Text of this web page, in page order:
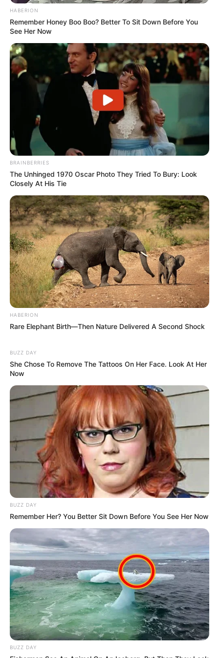
unter dem Punkt
aufgeführt. Darüber hinaus können Ausflugsziele und
Veranstaltungen auch
Deutschlandweit Veranstaltung kostenlos
eintragen:
Wäre es nicht besser, wenn sich die Präsidenten und
Generäle mit Knüppeln gegenseitig erschlagen würden,
statt mit ihren Herdenarmeen so viele andere Menschen
zu ermorden?
weitere Kalauer
Quermania folgen: Impressum & Kontakt
Smartphone Startseite
Auf einigen Seiten dieses Projektes sind Affiliate-
Angebote integriert. Wenn etwas darüber gebucht oder
gekauft wird, ist das eine Unterstützung, ohne dass sich
dadurch der Preis ändert.
HABERION
Remember Honey Boo Boo? Better To Sit Down Before You
See Her Now
BRAINBERRIES
The Unhinged 1970 Oscar Photo They Tried To Bury: Look
Closely At His Tie
HABERION
Rare Elephant Birth—Then Nature Delivered A Second Shock
BUZZ DAY
She Chose To Remove The Tattoos On Her Face. Look At Her
Now
BUZZ DAY
Remember Her? You Better Sit Down Before You See Her Now
BUZZ DAY